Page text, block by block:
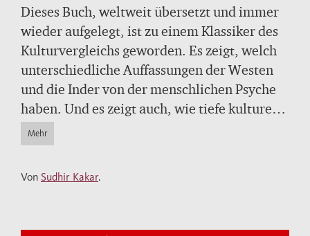
Dieses Buch, weltweit übersetzt und immer
wieder aufgelegt, ist zu einem Klassiker des
Kulturvergleichs geworden. Es zeigt, welch
unterschiedliche Auffassungen der Westen
und die Inder von der menschlichen Psyche
haben. Und es zeigt auch, wie tiefe kulturelle
Differenzen überbrückt werden können.
Mehr
Von Sudhir Kakar.